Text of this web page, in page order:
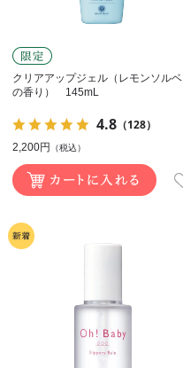
クリアアップジェル（レモンソルベ
の香り） 145mL
4.8（128）
2,200円 （税込）